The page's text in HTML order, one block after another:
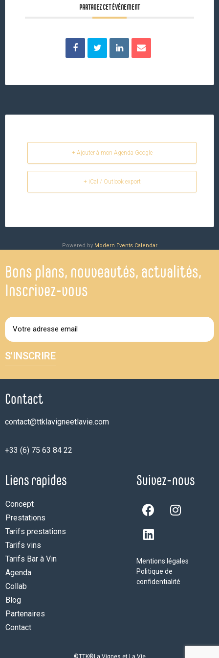
PARTAGEZ CET ÉVÉNEMENT
+ Ajouter à mon Agenda Google
+ iCal / Outlook export
Powered by Modern Events Calendar
Bons plans, nouveautés, actualités,
Inscrivez-vous
S'INSCRIRE
Contact
contact@ttklavigneetlavie.com
+33 (6) 75 63 84 22
Liens rapides
Concept
Prestations
Tarifs prestations
Tarifs vins
Tarifs Bar à Vin
Agenda
Collab
Blog
Partenaires
Contact
Suivez-nous
Mentions légales
Politique de
confidentialité